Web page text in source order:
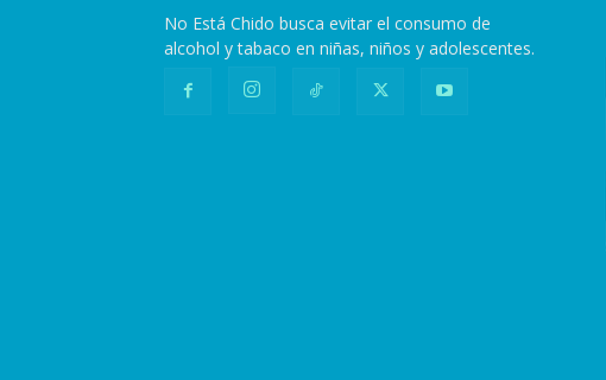
No Está Chido busca evitar el consumo de
alcohol y tabaco en niñas, niños y adolescentes.